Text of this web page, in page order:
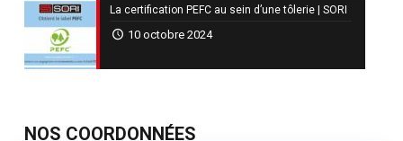
La certification PEFC au sein d’une tôlerie | SORI
10 octobre 2024
NOS COORDONNÉES